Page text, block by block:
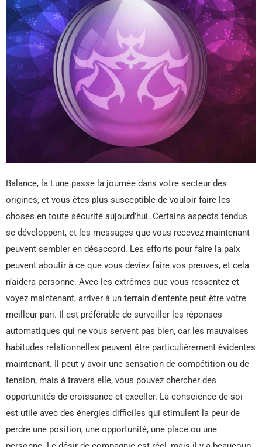
Balance, la Lune passe la journée dans votre secteur des
origines, et vous êtes plus susceptible de vouloir faire les
choses en toute sécurité aujourd’hui. Certains aspects tendus
se développent, et les messages que vous recevez maintenant
peuvent sembler en désaccord. Les efforts pour faire la paix
peuvent aboutir à ce que vous deviez faire vos preuves, et cela
n’aidera personne. Avec les extrêmes que vous ressentez et
voyez maintenant, arriver à un terrain d’entente peut être votre
meilleur pari. Il est préférable de surveiller les réponses
automatiques qui ne vous servent pas bien, car les mauvaises
habitudes relationnelles peuvent être particulièrement évidentes
maintenant. Il peut y avoir une sensation de compétition ou de
tension, mais à travers elle, vous pouvez chercher des
opportunités de croissance et exceller. La conscience de soi
est utile avec des énergies difficiles qui stimulent la peur de
perdre une position, une opportunité, une place ou une